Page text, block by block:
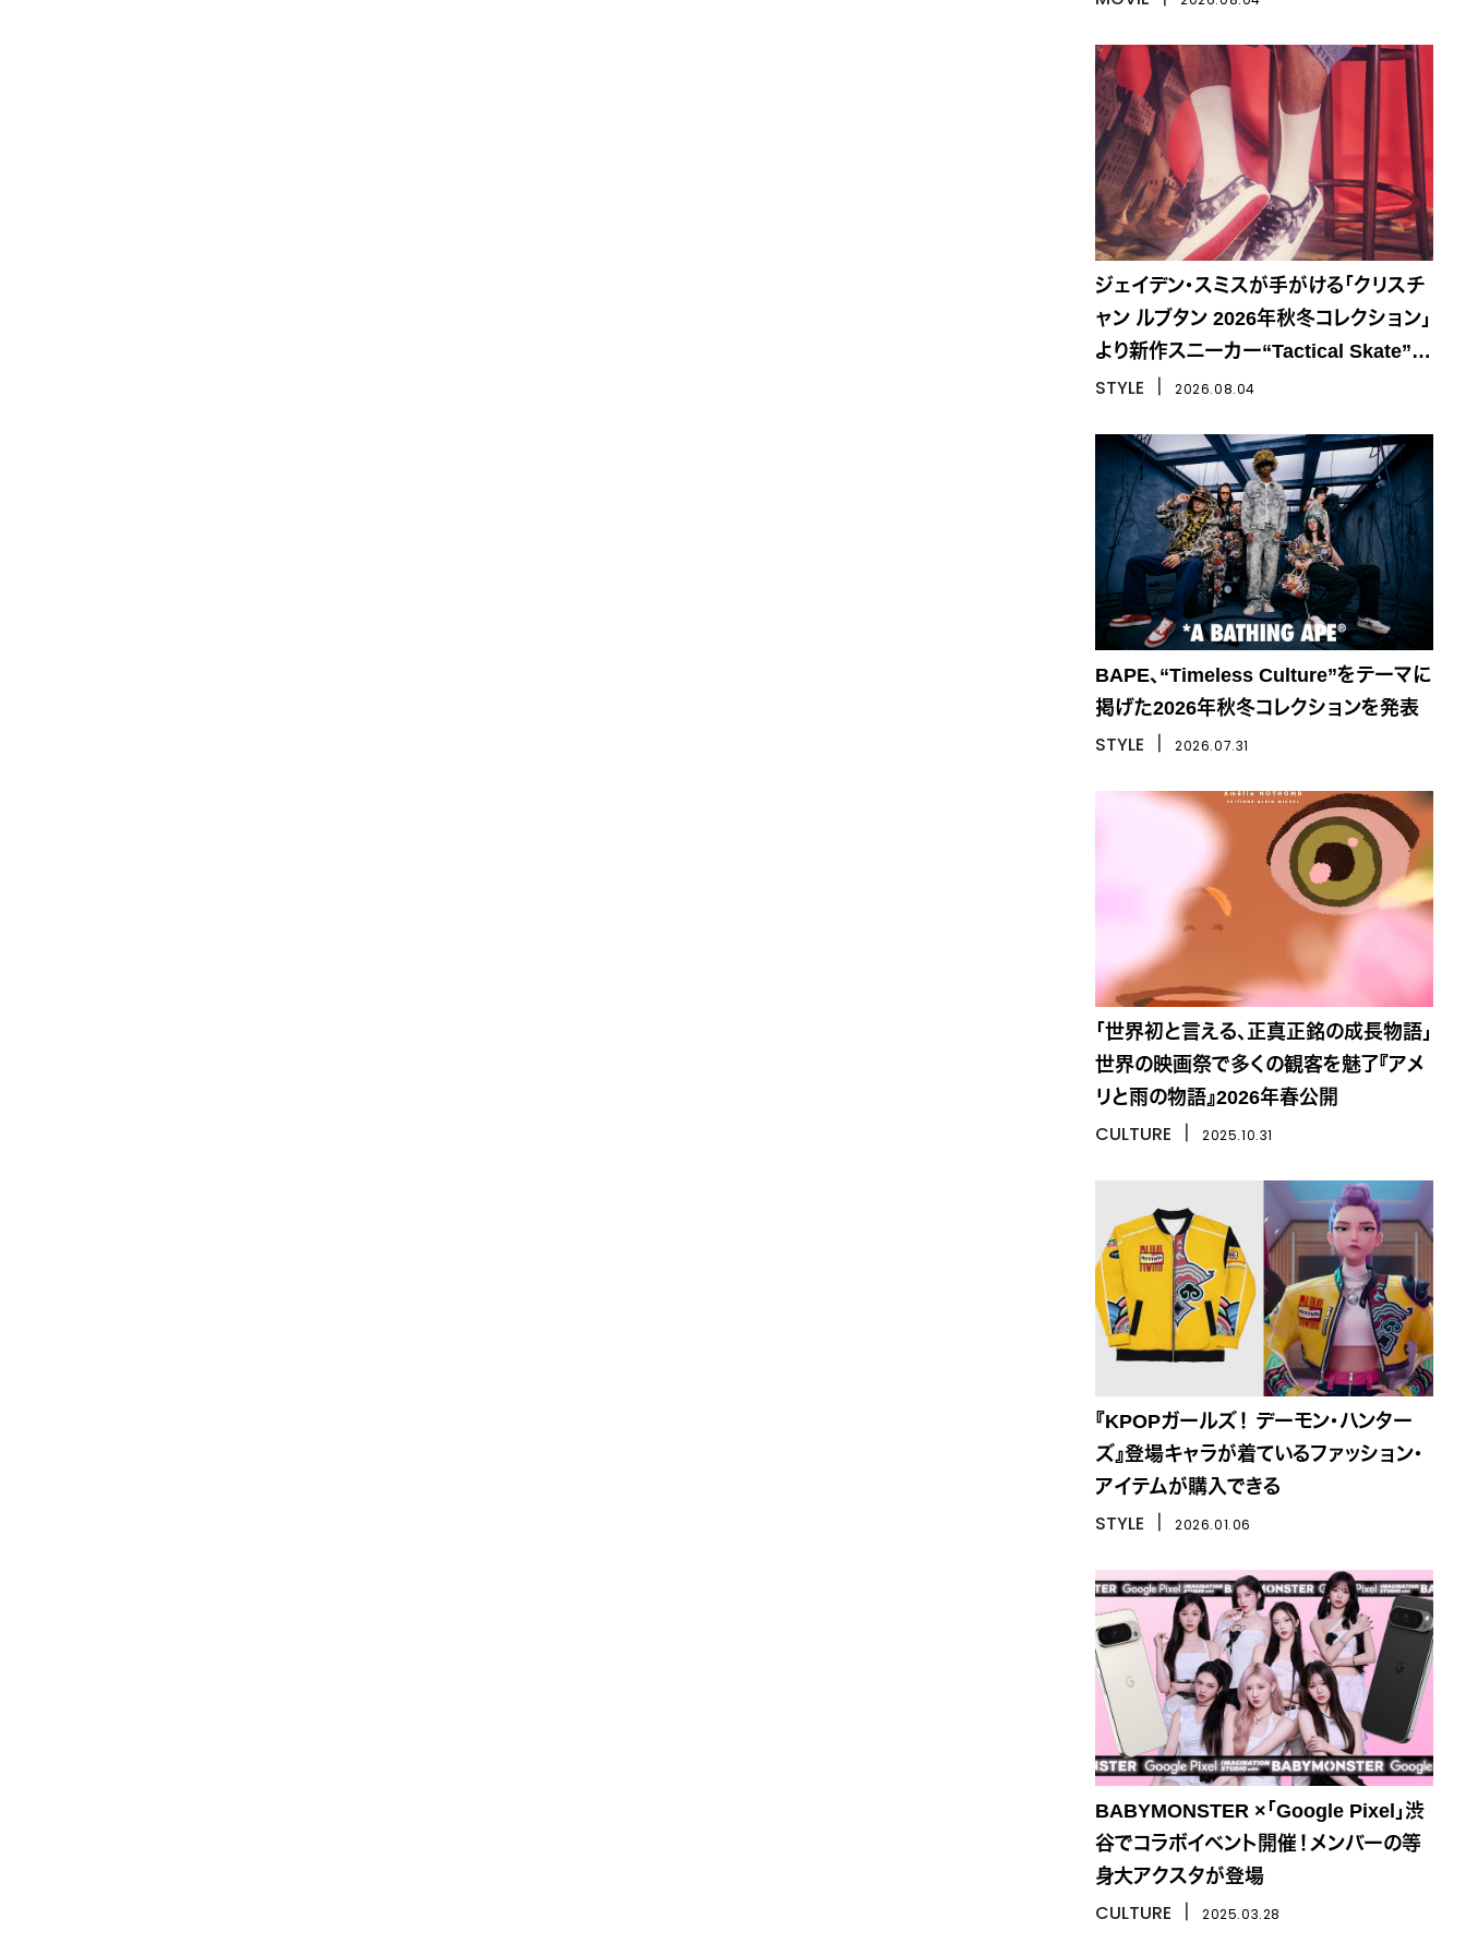
ジェイデン・スミスが手がける「クリスチ
ャン ルブタン 2026年秋冬コレクション」
より新作スニーカー“Tactical Skate”が
登場
STYLE 2026.08.04
BAPE、“Timeless Culture”をテーマに
掲げた2026年秋冬コレクションを発表
STYLE 2026.07.31
「世界初と言える、正真正銘の成長物語」
世界の映画祭で多くの観客を魅了『アメ
リと雨の物語』2026年春公開
CULTURE 2025.10.31
『KPOPガールズ！ デーモン・ハンター
ズ』登場キャラが着ているファッション・
アイテムが購入できる
STYLE 2026.01.06
BABYMONSTER ×「Google Pixel」渋
谷でコラボイベント開催！メンバーの等
身大アクスタが登場
CULTURE 2025.03.28